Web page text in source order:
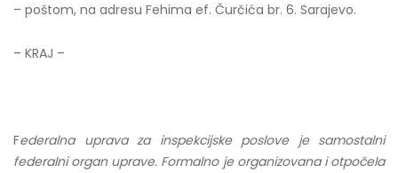
– poštom, na adresu Fehima ef. Čurčića br. 6. Sarajevo.
– KRAJ –
Federalna uprava za inspekcijske poslove je samostalni
federalni organ uprave. Formalno je organizovana i otpočela